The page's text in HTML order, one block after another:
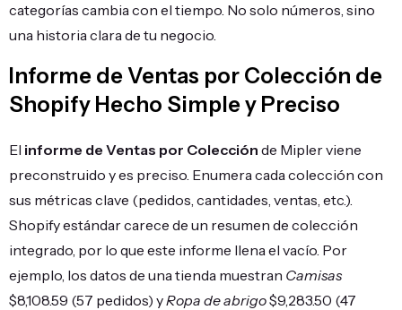
categorías cambia con el tiempo. No solo números, sino
una historia clara de tu negocio.
Informe de Ventas por Colección de
Shopify Hecho Simple y Preciso
El informe de Ventas por Colección de Mipler viene
preconstruido y es preciso. Enumera cada colección con
sus métricas clave (pedidos, cantidades, ventas, etc.).
Shopify estándar carece de un resumen de colección
integrado, por lo que este informe llena el vacío. Por
ejemplo, los datos de una tienda muestran Camisas
$8,108.59 (57 pedidos) yRopa de abrigo$9,283.50 (47